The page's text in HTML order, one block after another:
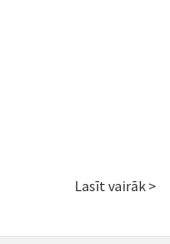
Lasīt vairāk >